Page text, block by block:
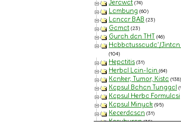
Jerawat (74)
Lambung (60)
Lancar BAB (23)
Gamat (23)
Gurah dan THT (46)
Habbatussauda'/Jintan
(104)
Hepatitis (31)
Herbal Lain-lain (64)
Kanker, Tumor, Kista (138)
Kapsul Bahan Tunggal
Kapsul Herba Formulasi
Kapsul Minyak (95)
Kecerdasan (31)
Kesuburan (35)